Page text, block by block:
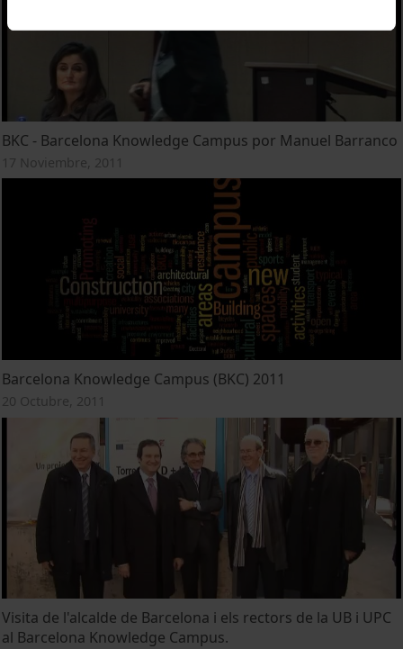
BKC - Barcelona Knowledge Campus por Manuel Barranco
17 Noviembre, 2011
Barcelona Knowledge Campus (BKC) 2011
20 Octubre, 2011
Visita de l'alcalde de Barcelona i els rectors de la UB i UPC
al Barcelona Knowledge Campus.